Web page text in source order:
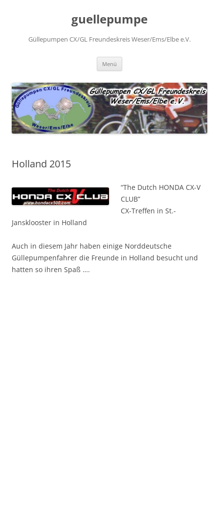
guellepumpe
Güllepumpen CX/GL Freundeskreis Weser/Ems/Elbe e.V.
Menü
Holland 2015
“The Dutch HONDA CX-V
CLUB”
CX-Treffen in St.-
Jansklooster in Holland
Auch in diesem Jahr haben einige Norddeutsche
Güllepumpenfahrer die Freunde in Holland besucht und
hatten so ihren Spaß ….